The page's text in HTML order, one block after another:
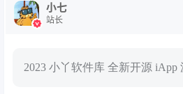
小七
站长
2023 小丫软件库 全新开源 iApp